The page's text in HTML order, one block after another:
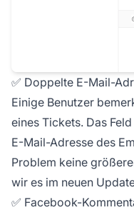
✅ Doppelte E-Mail-
Einige Benutzer
eines Tickets. Das
E-Mail-Adresse des
Problem keine
wir es im neuen
✅ Facebook-